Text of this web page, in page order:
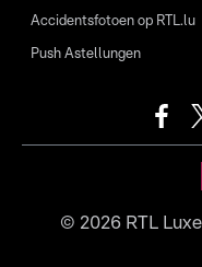
Accidentsfotoen op RTL.lu
Push Astellungen
© 2026RTL